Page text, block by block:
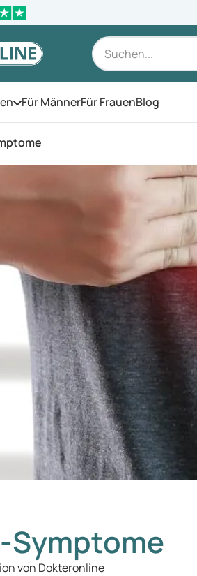
Öffnen Sie das Menü
Für MännerFür FrauenBlog
Symptome
von Dokteronline